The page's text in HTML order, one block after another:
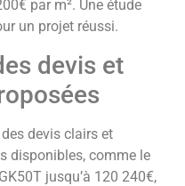
par m². Une étude
un projet réussi.
devis et
devis clairs et
disponibles, comme le
jusqu’à 120 240€,